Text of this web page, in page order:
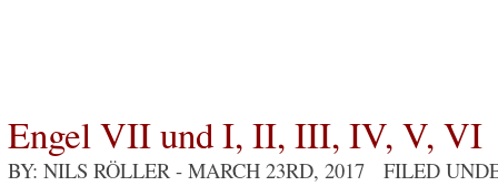
Engel VII und I, II, III, IV, V, VI
BY: NILS RÖLLER - MARCH 23RD, 2017 FILED